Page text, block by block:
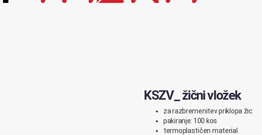
KSZV_ žični vložek
za razbremenitev priklopa žic
pakiranje: 100 kos
termoplastičen material